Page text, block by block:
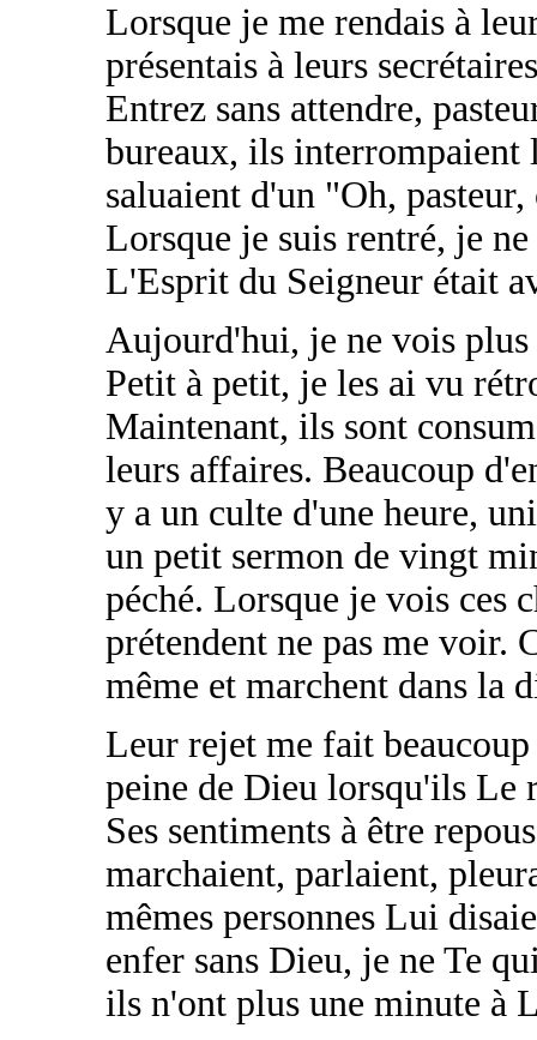
Lorsque je me rendais à
présentais à leurs
Entrez sans attendre,
bureaux, ils
saluaient d'un "Oh,
Lorsque je suis rentré, je
L'Esprit du Seigneur était
Aujourd'hui, je ne vois
Petit à petit, je les ai vu
Maintenant, ils sont
leurs affaires. Beaucoup
y a un culte d'une heure,
un petit sermon de vingt
péché. Lorsque je vois ces
prétendent ne pas me voir.
même et marchent dans la
Leur rejet me fait
peine de Dieu lorsqu'ils Le
Ses sentiments à être
marchaient, parlaient,
mêmes personnes Lui
enfer sans Dieu, je ne Te
ils n'ont plus une minute à